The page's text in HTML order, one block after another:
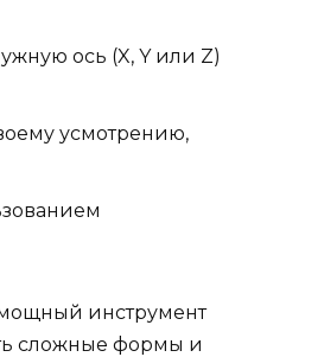
ось (X, Y или Z)
усмотрению,
инструмент
сложные формы и